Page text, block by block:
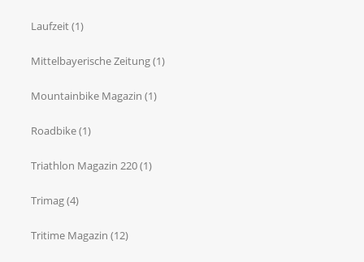
Laufzeit(1)
Mittelbayerische Zeitung(1)
Mountainbike Magazin (1)
Roadbike(1)
Triathlon Magazin 220(1)
Trimag(4)
Tritime Magazin (12)